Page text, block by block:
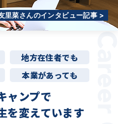
里菜さんのインタビュー記事 >
地方在住者でも
本業があっても
ャンプで
を変えています